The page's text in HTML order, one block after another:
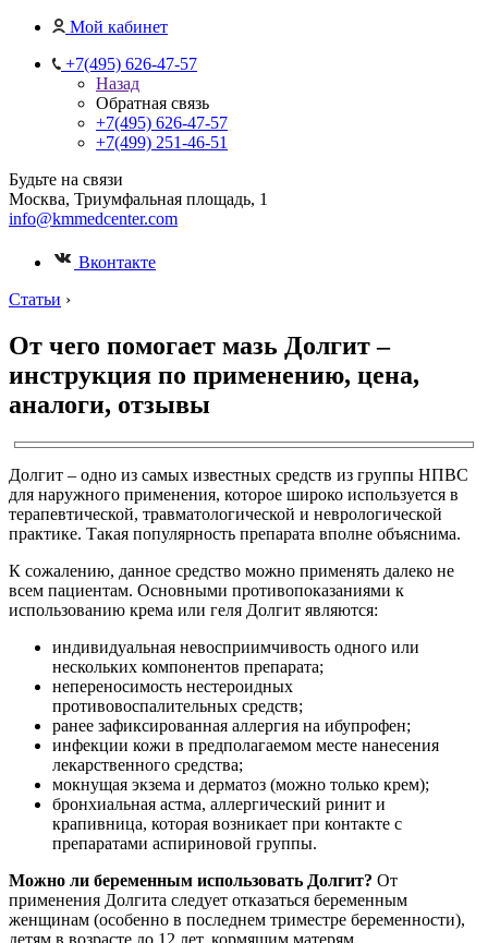
Мой кабинет
+7(495) 626-47-57
Назад
Обратная связь
+7(495) 626-47-57
+7(499) 251-46-51
Будьте на связи
Москва, Триумфальная площадь, 1
info@kmmedcenter.com
Вконтакте
Статьи ›
От чего помогает мазь Долгит –
инструкция по применению, цена,
аналоги, отзывы
Долгит – одно из самых известных средств из группы НПВС
для наружного применения, которое широко используется в
терапевтической, травматологической и неврологической
практике. Такая популярность препарата вполне объяснима.
К сожалению, данное средство можно применять далеко не
всем пациентам. Основными противопоказаниями к
использованию крема или геля Долгит являются:
индивидуальная невосприимчивость одного или
нескольких компонентов препарата;
непереносимость нестероидных
противовоспалительных средств;
ранее зафиксированная аллергия на ибупрофен;
инфекции кожи в предполагаемом месте нанесения
лекарственного средства;
мокнущая экзема и дерматоз (можно только крем);
бронхиальная астма, аллергический ринит и
крапивница, которая возникает при контакте с
препаратами аспириновой группы.
Можно ли беременным использовать Долгит? От
применения Долгита следует отказаться беременным
женщинам (особенно в последнем триместре беременности),
детям в возрасте до 12 лет, кормящим матерям.